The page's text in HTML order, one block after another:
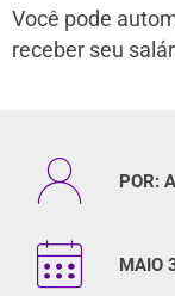
Você pode
receber seu
POR:
MAIO